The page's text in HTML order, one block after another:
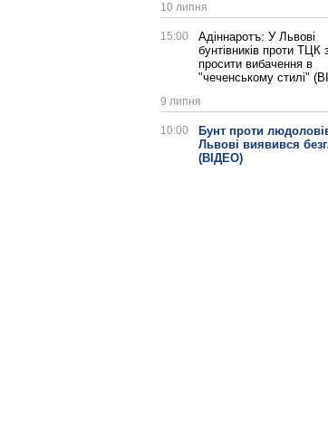
10 липня
15:00
Адіннаротъ: У Львові
бунтівників проти ТЦК
просити вибачення в
"чеченському стилі"
9 липня
10:00
Бунт проти
Львові виявився
(ВІДЕО)